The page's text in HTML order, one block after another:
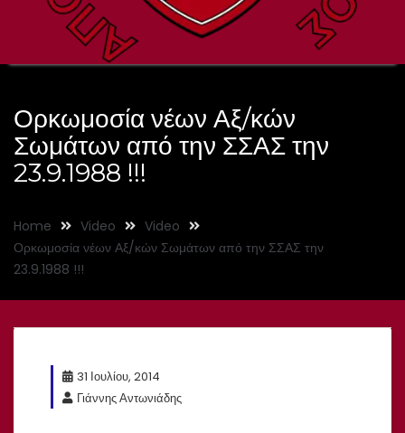
Ορκωμοσία νέων Αξ/κών
Σωμάτων από την ΣΣΑΣ την
23.9.1988 !!!
Home Video
Video
Ορκωμοσία νέων Αξ/κών Σωμάτων από την ΣΣΑΣ την
23.9.1988 !!!
31 Ιουλίου, 2014
Γιάννης Αντωνιάδης